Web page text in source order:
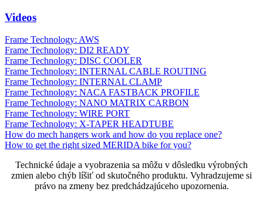
Videos
Frame Technology: AWS
Frame Technology: DI2 READY
Frame Technology: DISC COOLER
Frame Technology: INTERNAL CABLE ROUTING
Frame Technology: INTERNAL CLAMP
Frame Technology: NACA FASTBACK PROFILE
Frame Technology: NANO MATRIX CARBON
Frame Technology: WIRE PORT
Frame Technology: X-TAPER HEADTUBE
How do mech hangers work and how do you replace one?
How to get the right sized MERIDA bike for you?
Technické údaje a vyobrazenia sa môžu v dôsledku výrobných
zmien alebo chýb líšiť od skutočného produktu. Vyhradzujeme si
právo na zmeny bez predchádzajúceho upozornenia.